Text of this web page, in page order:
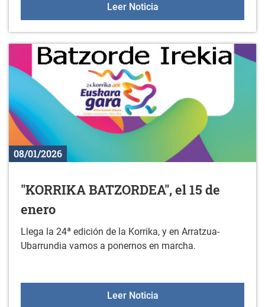
Leer NoticiaGazteleku el 17 de enero
08/01/2026
"KORRIKA BATZORDEA", el 15 de
enero
Llega la 24ª edición de la Korrika, y en Arratzua-
Ubarrundia vamos a ponernos en marcha.
Leer Noticia"KORRIKA